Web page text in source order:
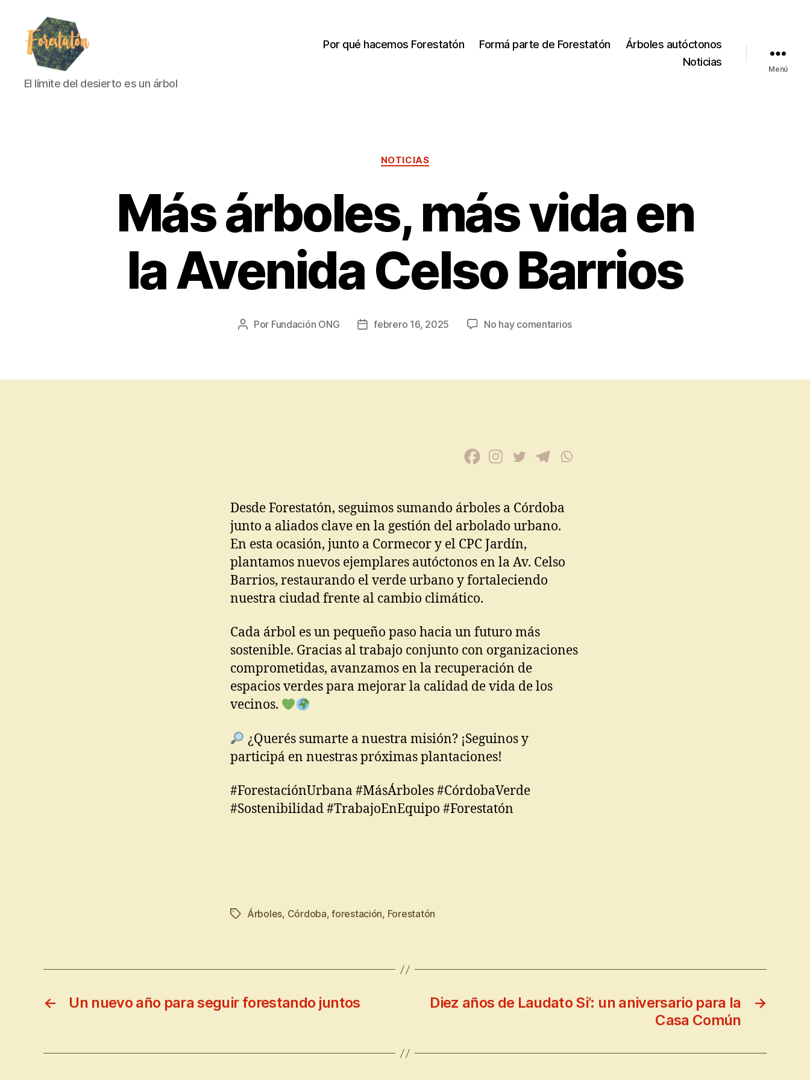
El límite del desierto es un árbol
Por qué hacemos Forestatón Formá parte de Forestatón
Árboles autóctonos
Noticias
Menú
NOTICIAS
Más árboles, más vida en
la Avenida Celso Barrios
Por Fundación ONG febrero 16, 2025 No hay comentarios
Desde Forestatón, seguimos sumando árboles a Córdoba
junto a aliados clave en la gestión del arbolado urbano.
En esta ocasión, junto a Cormecor y el CPC Jardín,
plantamos nuevos ejemplares autóctonos en la Av. Celso
Barrios, restaurando el verde urbano y fortaleciendo
nuestra ciudad frente al cambio climático.
Cada árbol es un pequeño paso hacia un futuro más
sostenible. Gracias al trabajo conjunto con organizaciones
comprometidas, avanzamos en la recuperación de
espacios verdes para mejorar la calidad de vida de los
vecinos.
¿Querés sumarte a nuestra misión? ¡Seguinos y
participá en nuestras próximas plantaciones!
#ForestaciónUrbana #MásÁrboles #CórdobaVerde
#Sostenibilidad #TrabajoEnEquipo #Forestatón
Árboles, Córdoba,forestación, Forestatón
← Un nuevo año para seguir forestando juntos →
Diez años de Laudato Si’: un aniversario para la
Casa Común